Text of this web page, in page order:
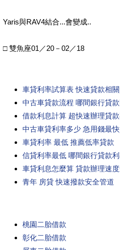
Yaris與RAV4結合...會變成..
□ 雙魚座01／20－02／18
車貸利率試算表 快速貸款相
中古車貸款流程 哪間銀行貸
借款利息計算 超快速辦理貸
中古車貸利率多少 急用錢最
車貸利率 最低 推薦低率貸款
信貸利率最低 哪間銀行貸款
車貸利息怎麼算 貸款辦理速
青年 房貸 快速撥款安全管道
桃園二胎借款
彰化二胎借款